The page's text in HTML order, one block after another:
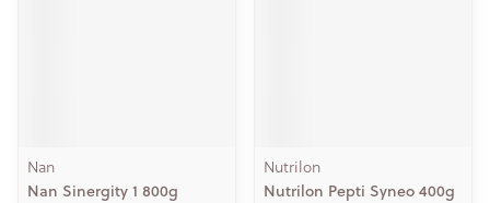
Nan
Nan Sinergity 1 800g
Nutrilon
Nutrilon Pepti Syneo 400g